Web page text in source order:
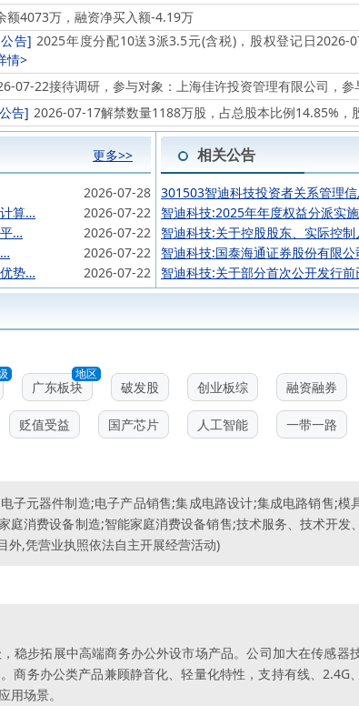
额4073万，融资净买入额-4.19万
告] 2025年度分配10送3派3.5元(含税)，股权登记日2026-
情>
07-22接待调研，参与对象：上海佳许投资管理有限公司，
告] 2026-07-17解禁数量1188万股，占总股本比例14.85%，
更多>>
2026-07-28
算…
2026-07-22
…
2026-07-22
2026-07-22
势…
2026-07-22
相关公告
301503智迪科技投资者关系管理
智迪科技:2025年年度权益分派实
智迪科技:关于控股股东、实际控
智迪科技:国泰海通证券股份有限
智迪科技:关于部分首次公开发行
地区
广东板块 破发股 创业板综 融资融券
贬值受益 国产芯片 人工智能 一带一路
子元器件制造;电子产品销售;集成电路设计;集成电路销售;模
庭消费设备制造;智能家庭消费设备销售;技术服务、技术开发
外,凭营业执照依法自主开展经营活动)
稳步拓展中高端商务办公外设市场产品。公司加大在传感器
商务办公类产品兼顾静音化、轻量化特性，支持有线、2.4G
用场景。